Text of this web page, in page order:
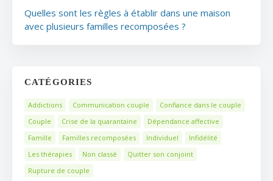
Quelles sont les règles à établir dans une maison
avec plusieurs familles recomposées ?
CATÉGORIES
Addictions Communication couple
Confiance dans le couple
Couple
Crise de la quarantaine
Dépendance affective
Famille
Familles recomposées Individuel
Infidélité
Les thérapies
Non classé
Quitter son conjoint
Rupture de couple